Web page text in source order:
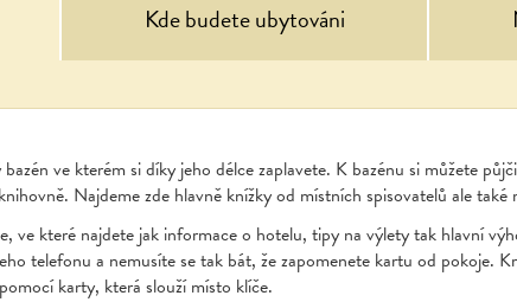
Kde budete ubytováni
ve kterém si díky jeho délce zaplavete. K bazénu si můžete
Najdeme zde hlavně knížky od místních spisovatelů ale také
ve které najdete jak informace o hotelu, tipy na výlety tak hlavní
telefonu a nemusíte se tak bát, že zapomenete kartu od pokoje.
karty, která slouží místo klíče.